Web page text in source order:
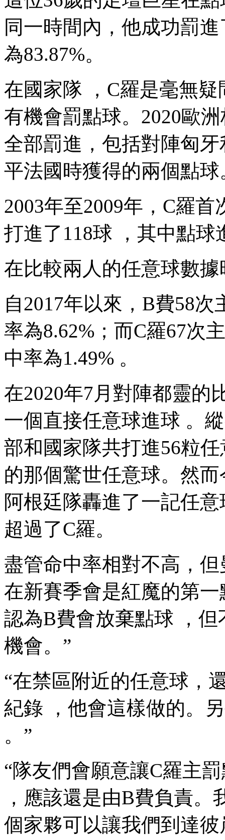
同一時間內，他成功罰進
為83.87% 。
在國家隊 ，C羅是毫無
有機會罰點球。2020歐洲
全部罰進，包括對陣
平法國時獲得的兩個點球
2003年至2009年，C
打進了118球 ，其中點球進
在比較兩人的任意球數據時
自2017年以來，B費58次
率為8.62%；而C羅67次主罰
中率為1.49% 。
在2020年7月對陣都靈的
一個直接任意球進球 。
部和國家隊共打進56粒任
的那個驚世任意球。然
阿根廷隊轟進了一記任意球
超過了C羅。
盡管命中率相對不高
在新賽季會是紅魔的第一點
認為B費會放棄點球 ，
機會 。”
“在禁區附近的任意球
紀錄 ，他會這樣做的。
。”
“隊友們會願意讓C羅主罰點
，應該還是由B費負責。
個家夥可以讓我們到達彼岸